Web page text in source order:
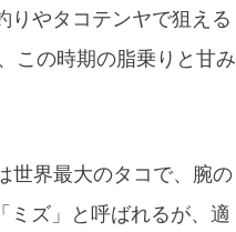
りやタコテンヤで狙える
この時期の脂乗りと甘み
世界最大のタコで、腕の
ミズ」と呼ばれるが、適